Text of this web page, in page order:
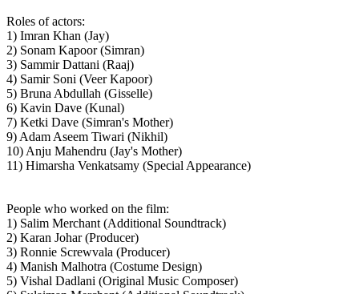
Roles of actors:
1) Imran Khan (Jay)
2) Sonam Kapoor (Simran)
3) Sammir Dattani (Raaj)
4) Samir Soni (Veer Kapoor)
5) Bruna Abdullah (Gisselle)
6) Kavin Dave (Kunal)
7) Ketki Dave (Simran's Mother)
9) Adam Aseem Tiwari (Nikhil)
10) Anju Mahendru (Jay's Mother)
11) Himarsha Venkatsamy (Special Appearance)
People who worked on the film:
1) Salim Merchant (Additional Soundtrack)
2) Karan Johar (Producer)
3) Ronnie Screwvala (Producer)
4) Manish Malhotra (Costume Design)
5) Vishal Dadlani (Original Music Composer)